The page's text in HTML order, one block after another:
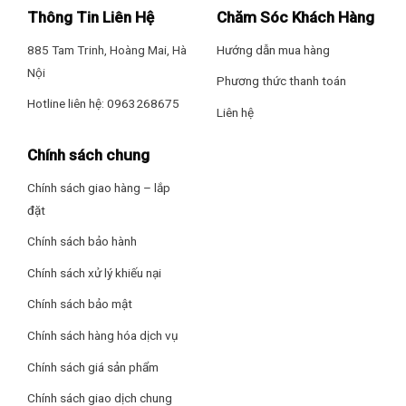
mùi nhanh chóng và hiệu quả
chỉnh theo từng nhu cầu cụ thể. Chỉ cần nhấn nhẹ để tùy
chỉnh công suất hút hợp với nhu cầu.
tuần hoàn bằng than hoạt tính tích hợp trong máy
Sử dụng linh hoạt với mọi thiết kế bếp.
Thông Tin Liên Hệ
885 Tam Trinh, Hoàng Mai, Hà
Nội
Hotline liên hệ: 0963268675
Chăm Sóc Khách Hàng
Hướng dẫn mua hàng
Phương thức thanh toán
Liên hệ
Chính sách chung
Chính sách giao hàng – lắp
đặt
Chính sách bảo hành
Chính sách xử lý khiếu nại
Chính sách bảo mật
Chính sách hàng hóa dịch vụ
Chính sách giá sản phẩm
Chính sách giao dịch chung